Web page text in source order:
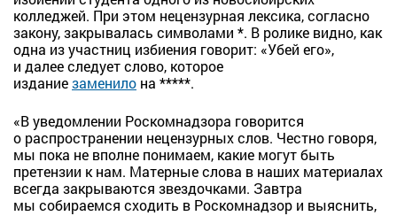
колледжей. При этом нецензурная лексика, согласно
закону, закрывалась символами *. В ролике видно, как
одна из участниц избиения говорит: «Убей его»,
и далее следует слово, которое
изданиезаменило на *****.
«В уведомлении Роскомнадзора говорится
о распространении нецензурных слов. Честно говоря,
мы пока не вполне понимаем, какие могут быть
претензии к нам. Матерные слова в наших материалах
всегда закрываются звездочками. Завтра
мы собираемся сходить в Роскомнадзор и выяснить,